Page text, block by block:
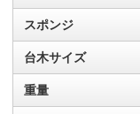
スポンジ
台木サイズ
重量